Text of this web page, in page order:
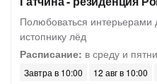
Полюбоваться интерьерами
истопнику лёд
Расписание: в среду и
Завтра в 10:00 12 авг в 10:00